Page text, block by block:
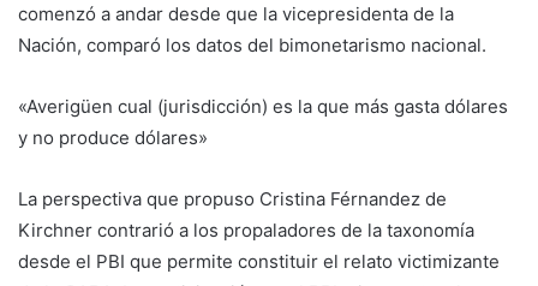
comenzó a andar desde que la vicepresidenta de la
Nación, comparó los datos del bimonetarismo nacional.
«Averigüen cual (jurisdicción) es la que más gasta dólares
y no produce dólares»
La perspectiva que propuso Cristina Férnandez de
Kirchner contrarió a los propaladores de la taxonomía
desde el PBI que permite constituir el relato victimizante